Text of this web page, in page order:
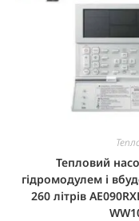
Тепловий
гідромодулем і
260 літрів